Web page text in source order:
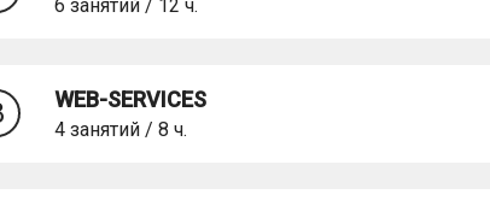
6 занятий / 12 ч.
WEB-SERVICES
4 занятий / 8 ч.